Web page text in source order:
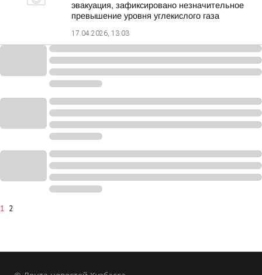
эвакуация, зафиксировано незначительное
превышение уровня углекислого газа
17.04.2026, 13:03
1 2